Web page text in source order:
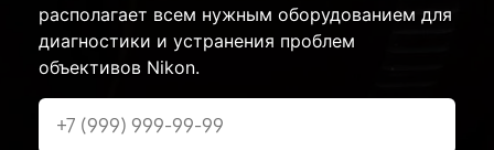
располагает всем нужным оборудованием для
диагностики и устранения проблем
объективов Nikon.